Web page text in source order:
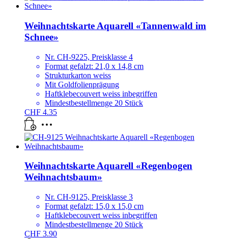
Weihnachtskarte Aquarell «Tannenwald im
Schnee»
Nr. CH-9225, Preisklasse 4
Format gefalzt: 21,0 x 14,8 cm
Strukturkarton weiss
Mit Goldfolienprägung
Haftklebecouvert weiss inbegriffen
Mindestbestellmenge 20 Stück
CHF 4.35
Weihnachtskarte Aquarell «Regenbogen
Weihnachtsbaum»
Nr. CH-9125, Preisklasse 3
Format gefalzt: 15,0 x 15,0 cm
Haftklebecouvert weiss inbegriffen
Mindestbestellmenge 20 Stück
CHF 3.90